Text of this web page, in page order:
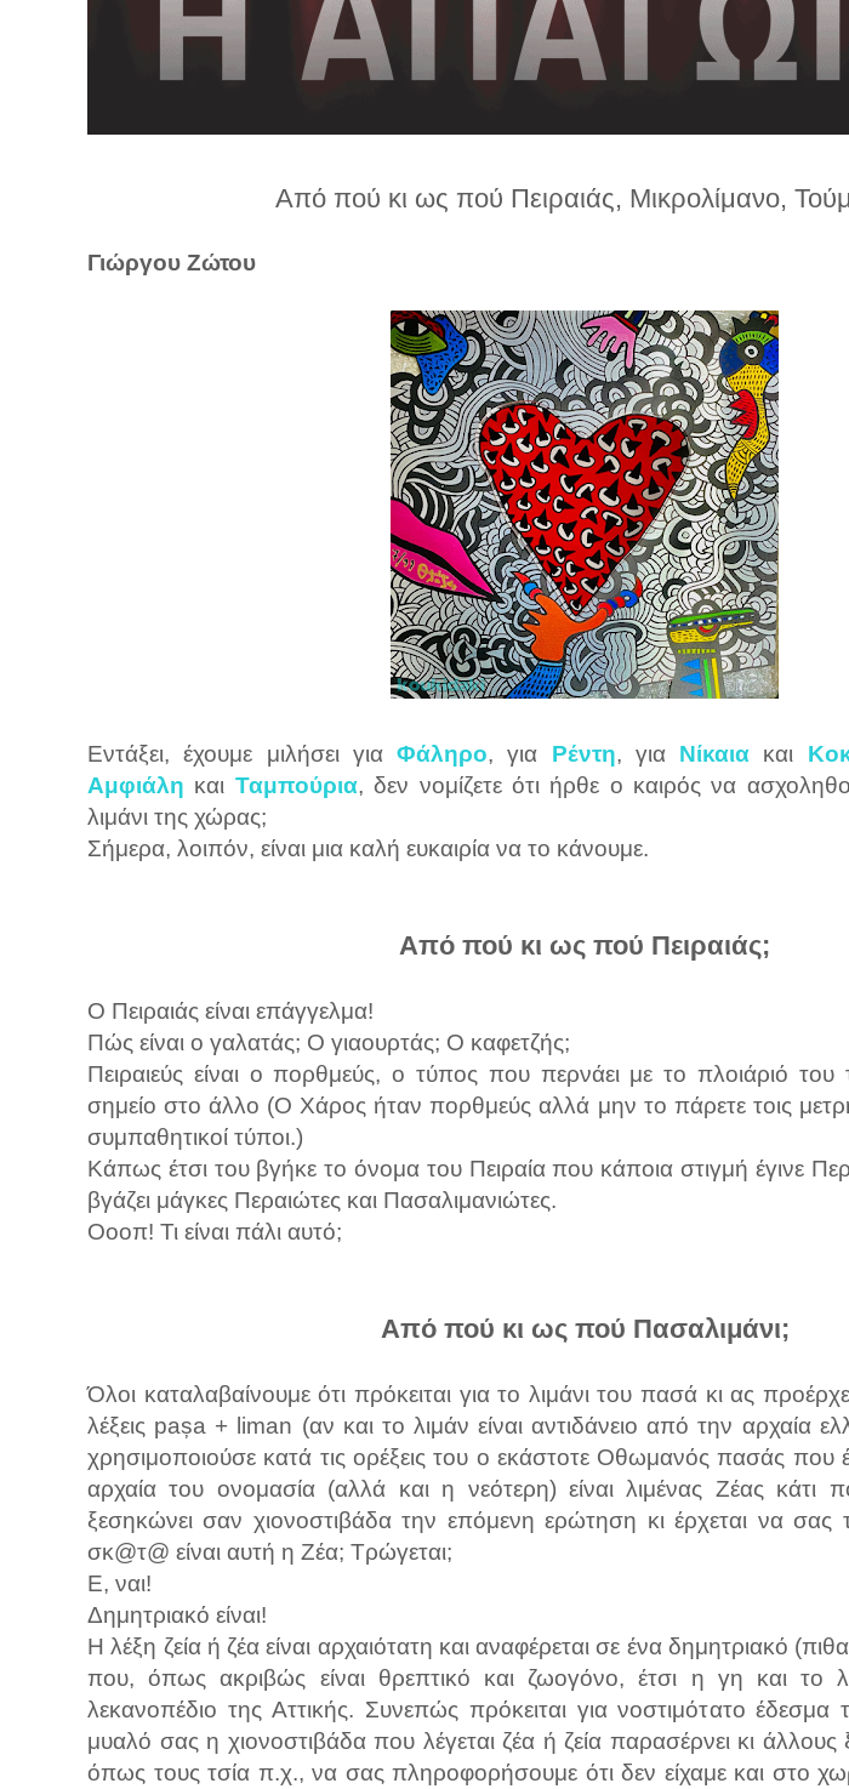
Από πού κι ως πού Πειραιάς, Μικρολίμανο,
Γιώργου Ζώτου
Εντάξει, έχουμε μιλήσει για Φάληρο, για Ρέντη, για Νίκαια και
Αμφιάλη και Ταμπούρια, δεν νομίζετε ότι ήρθε ο καιρός να
λιμάνι της χώρας;
Σήμερα, λοιπόν, είναι μια καλή ευκαιρία να το κάνουμε.
Από πού κι ως πού Πειραιάς;
Ο Πειραιάς είναι επάγγελμα!
Πώς είναι ο γαλατάς; Ο γιαουρτάς; Ο καφετζής;
Πειραιεύς είναι ο πορθμεύς, ο τύπος που περνάει με το πλοιάριό
σημείο στο άλλο (Ο Χάρος ήταν πορθμεύς αλλά μην το πάρετε τοις
συμπαθητικοί τύποι.)
Κάπως έτσι του βγήκε το όνομα του Πειραία που κάποια στιγμή έγινε
βγάζει μάγκες Περαιώτες και Πασαλιμανιώτες.
Οοοπ! Τι είναι πάλι αυτό;
Από πού κι ως πού Πασαλιμάνι;
Όλοι καταλαβαίνουμε ότι πρόκειται για το λιμάνι του πασά κι ας
λέξεις pașa + liman (αν και το λιμάν είναι αντιδάνειο από την αρχαία
χρησιμοποιούσε κατά τις ορέξεις του ο εκάστοτε Οθωμανός πασάς που
αρχαία του ονομασία (αλλά και η νεότερη) είναι λιμένας Ζέας κάτι
ξεσηκώνει σαν χιονοστιβάδα την επόμενη ερώτηση κι έρχεται να σας
σκ@τ@ είναι αυτή η Ζέα; Τρώγεται;
Ε, ναι!
Δημητριακό είναι!
Η λέξη ζεία ή ζέα είναι αρχαιότατη και αναφέρεται σε ένα δημητριακό
που, όπως ακριβώς είναι θρεπτικό και ζωογόνο, έτσι η γη και το
λεκανοπέδιο της Αττικής. Συνεπώς πρόκειται για νοστιμότατο
μυαλό σας η χιονοστιβάδα που λέγεται ζέα ή ζεία παρασέρνει κι
όπως τους τσία π.χ., να σας πληροφορήσουμε ότι δεν είχαμε και στο